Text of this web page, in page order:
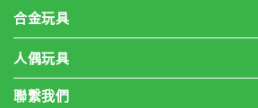
合金玩具
人偶玩具
聯繫我們